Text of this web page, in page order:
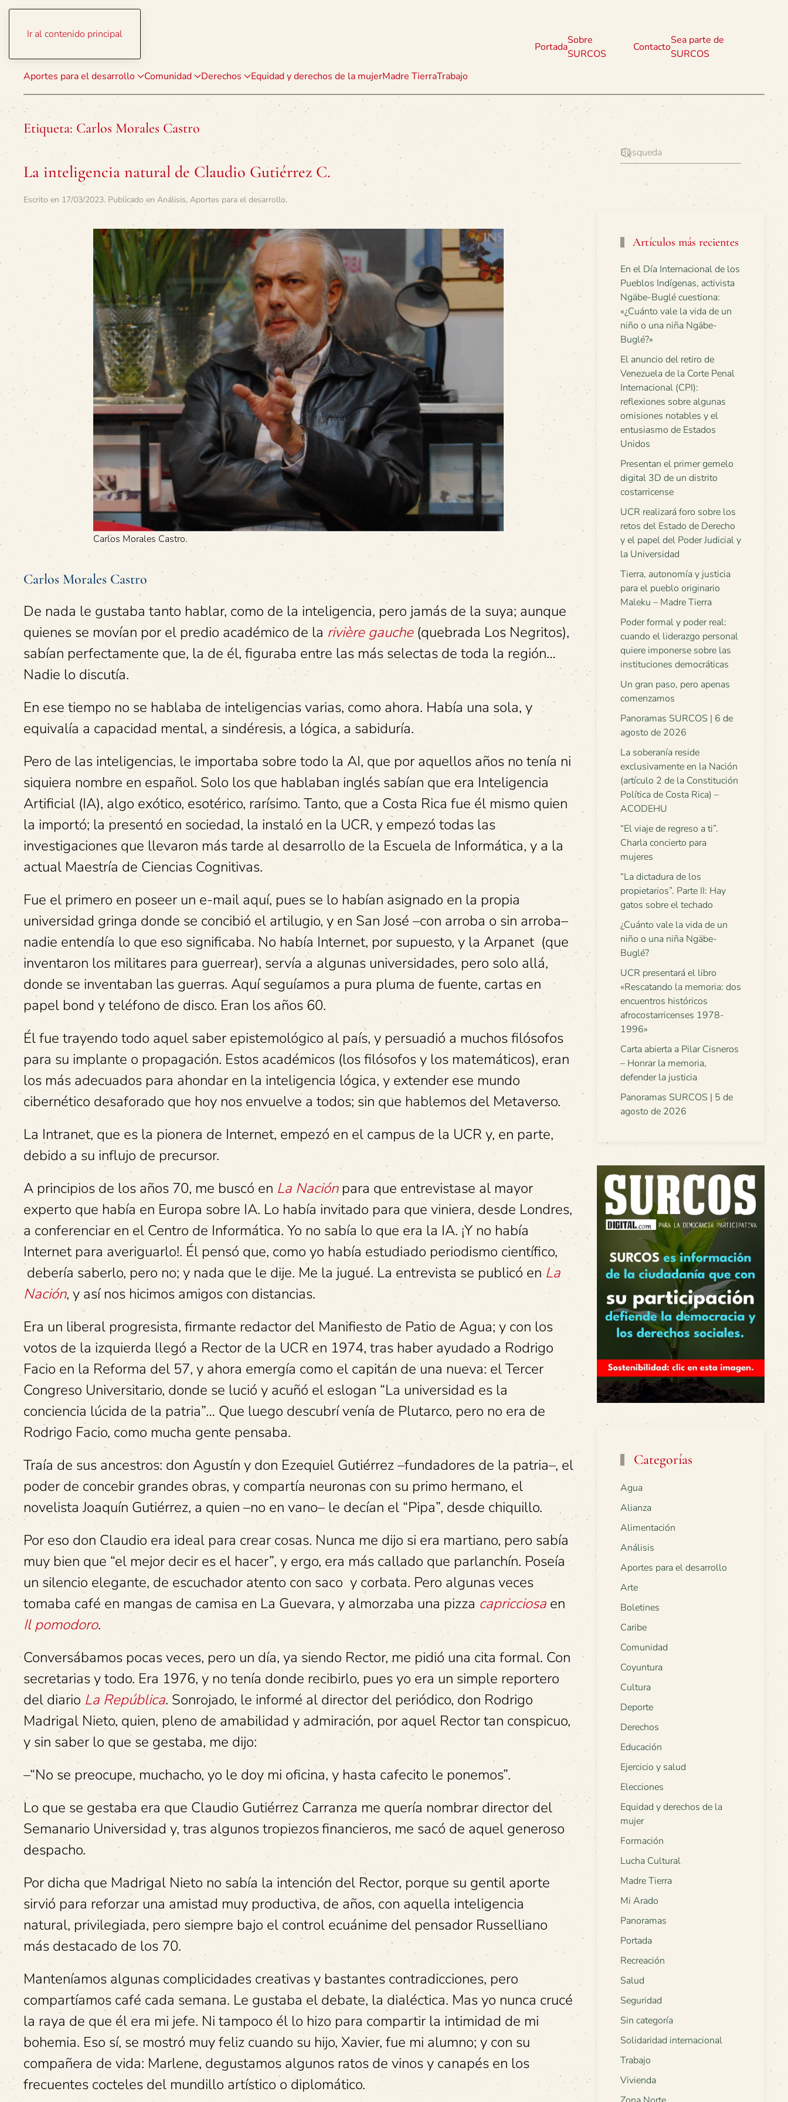
Ir al contenido principal
Aportes para el desarrollo Comunidad Derechos Equidad y derechos de la mujerMadre TierraTrabajo
Portada
Sobre
SURCOS
Contacto
Sea parte de
SURCOS
Etiqueta: Carlos Morales Castro
La inteligencia natural de Claudio Gutiérrez C.
Escrito en 17/03/2023. Publicado en Análisis, Aportes para el desarrollo.
Carlos Morales Castro.
Carlos Morales Castro
De nada le gustaba tanto hablar, como de la inteligencia, pero jamás de la suya; aunque
quienes se movían por el predio académico de la rivière gauche(quebrada Los Negritos),
sabían perfectamente que, la de él, figuraba entre las más selectas de toda la región…
Nadie lo discutía.
En ese tiempo no se hablaba de inteligencias varias, como ahora. Había una sola, y
equivalía a capacidad mental, a sindéresis, a lógica, a sabiduría.
Pero de las inteligencias, le importaba sobre todo la AI, que por aquellos años no tenía ni
siquiera nombre en español. Solo los que hablaban inglés sabían que era Inteligencia
Artificial (IA), algo exótico, esotérico, rarísimo. Tanto, que a Costa Rica fue él mismo quien
la importó; la presentó en sociedad, la instaló en la UCR, y empezó todas las
investigaciones que llevaron más tarde al desarrollo de la Escuela de Informática, y a la
actual Maestría de Ciencias Cognitivas.
Fue el primero en poseer un e-mail aquí, pues se lo habían asignado en la propia
universidad gringa donde se concibió el artilugio, y en San José –con arroba o sin arroba–
nadie entendía lo que eso significaba. No había Internet, por supuesto, y la Arpanet (que
inventaron los militares para guerrear), servía a algunas universidades, pero solo allá,
donde se inventaban las guerras. Aquí seguíamos a pura pluma de fuente, cartas en
papel bond y teléfono de disco. Eran los años 60.
Él fue trayendo todo aquel saber epistemológico al país, y persuadió a muchos filósofos
para su implante o propagación. Estos académicos (los filósofos y los matemáticos), eran
los más adecuados para ahondar en la inteligencia lógica, y extender ese mundo
cibernético desaforado que hoy nos envuelve a todos; sin que hablemos del Metaverso.
La Intranet, que es la pionera de Internet, empezó en el campus de la UCR y, en parte,
debido a su influjo de precursor.
A principios de los años 70, me buscó en La Naciónpara que entrevistase al mayor
experto que había en Europa sobre IA. Lo había invitado para que viniera, desde Londres,
a conferenciar en el Centro de Informática. Yo no sabía lo que era la IA. ¡Y no había
Internet para averiguarlo!. Él pensó que, como yo había estudiado periodismo científico,
debería saberlo, pero no; y nada que le dije. Me la jugué. La entrevista se publicó enLa
Nación, y así nos hicimos amigos con distancias.
Era un liberal progresista, firmante redactor del Manifiesto de Patio de Agua; y con los
votos de la izquierda llegó a Rector de la UCR en 1974, tras haber ayudado a Rodrigo
Facio en la Reforma del 57, y ahora emergía como el capitán de una nueva: el Tercer
Congreso Universitario, donde se lució y acuñó el eslogan “La universidad es la
conciencia lúcida de la patria”… Que luego descubrí venía de Plutarco, pero no era de
Rodrigo Facio, como mucha gente pensaba.
Traía de sus ancestros: don Agustín y don Ezequiel Gutiérrez –fundadores de la patria–, el
poder de concebir grandes obras, y compartía neuronas con su primo hermano, el
novelista Joaquín Gutiérrez, a quien –no en vano– le decían el “Pipa”, desde chiquillo.
Por eso don Claudio era ideal para crear cosas. Nunca me dijo si era martiano, pero sabía
muy bien que “el mejor decir es el hacer”, y ergo, era más callado que parlanchín. Poseía
un silencio elegante, de escuchador atento con saco y corbata. Pero algunas veces
tomaba café en mangas de camisa en La Guevara, y almorzaba una pizza capricciosa en
Il pomodoro.
Conversábamos pocas veces, pero un día, ya siendo Rector, me pidió una cita formal. Con
secretarias y todo. Era 1976, y no tenía donde recibirlo, pues yo era un simple reportero
del diario La República. Sonrojado, le informé al director del periódico, don Rodrigo
Madrigal Nieto, quien, pleno de amabilidad y admiración, por aquel Rector tan conspicuo,
y sin saber lo que se gestaba, me dijo:
–“No se preocupe, muchacho, yo le doy mi oficina, y hasta cafecito le ponemos”.
Lo que se gestaba era que Claudio Gutiérrez Carranza me quería nombrar director del
Semanario Universidad y, tras algunos tropiezosfinancieros, me sacó de aquel generoso
despacho.
Por dicha que Madrigal Nieto no sabía la intención del Rector, porque su gentil aporte
sirvió para reforzar una amistad muy productiva, de años, con aquella inteligencia
natural, privilegiada, pero siempre bajo el control ecuánime del pensador Russelliano
más destacado de los 70.
Manteníamos algunas complicidades creativas y bastantes contradicciones, pero
compartíamos café cada semana. Le gustaba el debate, la dialéctica. Mas yo nunca crucé
la raya de que él era mi jefe. Ni tampoco él lo hizo para compartir la intimidad de mi
bohemia. Eso sí, se mostró muy feliz cuando su hijo, Xavier, fue mi alumno; y con su
compañera de vida: Marlene, degustamos algunos ratos de vinos y canapés en los
frecuentes cocteles del mundillo artístico o diplomático.
Artículos más recientes
En el Día Internacional de los
Pueblos Indígenas, activista
Ngäbe-Buglé cuestiona:
«¿Cuánto vale la vida de un
niño o una niña Ngäbe-
Buglé?»
El anuncio del retiro de
Venezuela de la Corte Penal
Internacional (CPI):
reflexiones sobre algunas
omisiones notables y el
entusiasmo de Estados
Unidos
Presentan el primer gemelo
digital 3D de un distrito
costarricense
UCR realizará foro sobre los
retos del Estado de Derecho
y el papel del Poder Judicial y
la Universidad
Tierra, autonomía y justicia
para el pueblo originario
Maleku – Madre Tierra
Poder formal y poder real:
cuando el liderazgo personal
quiere imponerse sobre las
instituciones democráticas
Un gran paso, pero apenas
comenzamos
Panoramas SURCOS | 6 de
agosto de 2026
La soberanía reside
exclusivamente en la Nación
(artículo 2 de la Constitución
Política de Costa Rica) –
ACODEHU
“El viaje de regreso a ti”.
Charla concierto para
mujeres
“La dictadura de los
propietarios”. Parte II: Hay
gatos sobre el techado
¿Cuánto vale la vida de un
niño o una niña Ngäbe-
Buglé?
UCR presentará el libro
«Rescatando la memoria: dos
encuentros históricos
afrocostarricenses 1978-
1996»
Carta abierta a Pilar Cisneros
– Honrar la memoria,
defender la justicia
Panoramas SURCOS | 5 de
agosto de 2026
Categorías
Agua
Alianza
Alimentación
Análisis
Aportes para el desarrollo
Arte
Boletines
Caribe
Comunidad
Coyuntura
Cultura
Deporte
Derechos
Educación
Ejercicio y salud
Elecciones
Equidad y derechos de la
mujer
Formación
Lucha Cultural
Madre Tierra
Mi Arado
Panoramas
Portada
Recreación
Salud
Seguridad
Sin categoría
Solidaridad internacional
Trabajo
Vivienda